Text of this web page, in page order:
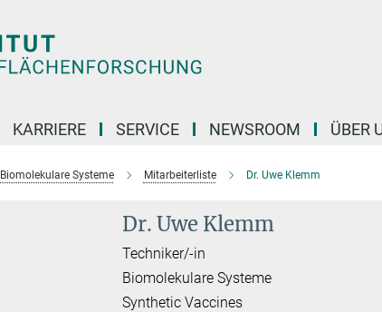
KARRIERE SERVICE NEWSROOM ÜBER
Biomolekulare Systeme Mitarbeiterliste Dr. Uwe Klemm
Dr. Uwe Klemm
Techniker/-in
Biomolekulare Systeme
Synthetic Vaccines